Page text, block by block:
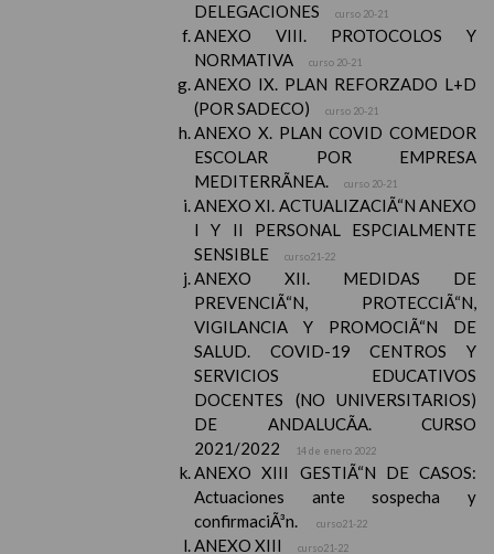
DELEGACIONES
curso 20-21
ANEXO VIII. PROTOCOLOS Y
NORMATIVA
curso 20-21
ANEXO IX. PLAN REFORZADO L+D
(POR SADECO)
curso 20-21
ANEXO X. PLAN COVID COMEDOR
ESCOLAR POR EMPRESA
MEDITERRÃNEA.
curso 20-21
ANEXO XI. ACTUALIZACIÃ“N ANEXO
I Y II PERSONAL ESPCIALMENTE
SENSIBLE
curso21-22
ANEXO XII. MEDIDAS DE
PREVENCIÃ“N, PROTECCIÃ“N,
VIGILANCIA Y PROMOCIÃ“N DE
SALUD. COVID-19 CENTROS Y
SERVICIOS EDUCATIVOS
DOCENTES (NO UNIVERSITARIOS)
DE ANDALUCÃA. CURSO
2021/2022
14 de enero 2022
ANEXO XIII GESTIÃ“N DE CASOS:
Actuaciones ante sospecha y
confirmaciÃ³n.
curso21-22
ANEXO XIII curso21-22